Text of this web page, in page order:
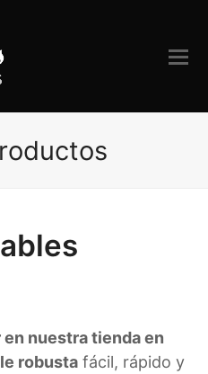
nuestra tienda en
robusta fácil, rápido y